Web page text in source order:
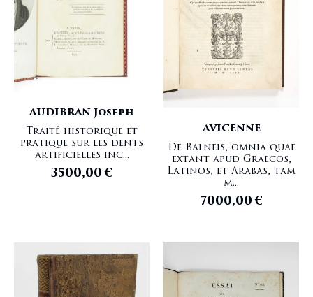
AUDIBRAN Joseph
Traité historique et
pratique sur les dents
artificielles inc...
3500,00€
AVICENNE
De Balneis, omnia quae
extant apud Graecos,
Latinos, et Arabas, tam
m...
7000,00€